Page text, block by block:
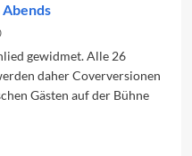
gewidmet. Alle 26
daher Coverversionen
Gästen auf der Bühne